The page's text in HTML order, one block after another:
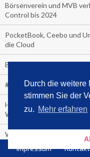
Durch die weitere
stimmen Sie der
zu. Mehr erfahren
Börsenverein und MVB
Control bis 2024
PocketBook, Ceebo und
die Cloud
Bella Bella
#1-Bestseller: "Das ist
Hammer! "Fear: Trump in
Watergate-Urgestein
Wie alt sind die TV-
Geisterfahrer auf
Impressum Kontakt